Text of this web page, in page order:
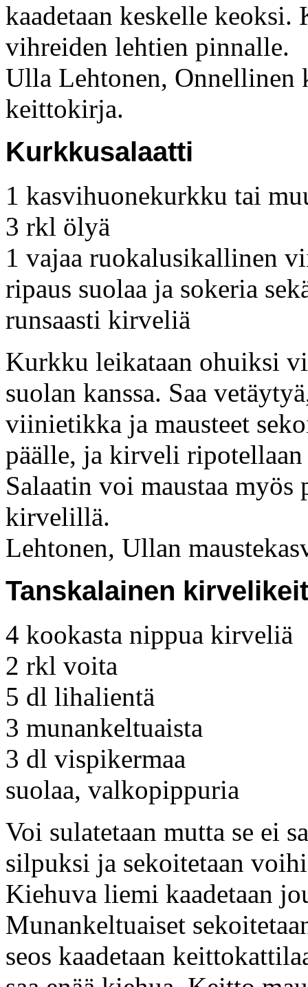
kaadetaan keskelle keoksi.
vihreiden lehtien pinnalle.
Ulla Lehtonen, Onnellinen
keittokirja.
Kurkkusalaatti
1 kasvihuonekurkku tai
3 rkl ölyä
1 vajaa ruokalusikallinen
ripaus suolaa ja sokeria
runsaasti kirveliä
Kurkku leikataan ohuiksi
suolan kanssa. Saa
viinietikka ja mausteet
päälle, ja kirveli
Salaatin voi maustaa
kirvelillä.
Lehtonen, Ullan
Tanskalainen
4 kookasta nippua kirveliä
2 rkl voita
5 dl lihalientä
3 munankeltuaista
3 dl vispikermaa
suolaa, valkopippuria
Voi sulatetaan mutta se ei
silpuksi ja sekoitetaan
Kiehuva liemi kaadetaan
Munankeltuaiset
seos kaadetaan